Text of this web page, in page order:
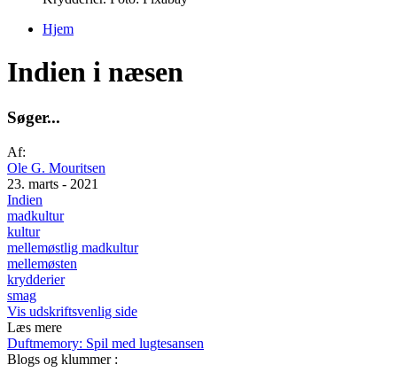
Hjem
Indien i næsen
Søger...
Af:
Ole G. Mouritsen
23. marts - 2021
Indien
madkultur
kultur
mellemøstlig madkultur
mellemøsten
krydderier
smag
Vis udskriftsvenlig side
Læs mere
Duftmemory: Spil med lugtesansen
Blogs og klummer :